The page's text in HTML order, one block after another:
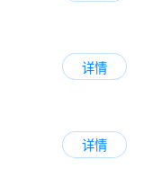
详情
详情